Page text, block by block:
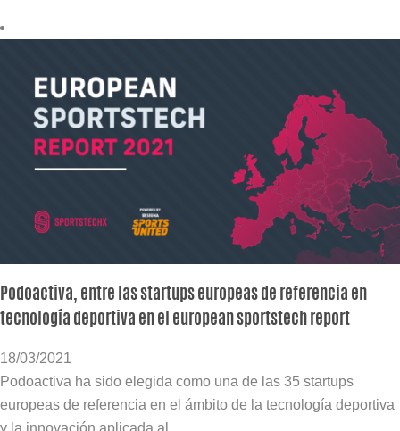
Podoactiva, entre las startups europeas de referencia en
tecnología deportiva en el european sportstech report
18/03/2021
Podoactiva ha sido elegida como una de las 35 startups
europeas de referencia en el ámbito de la tecnología deportiva